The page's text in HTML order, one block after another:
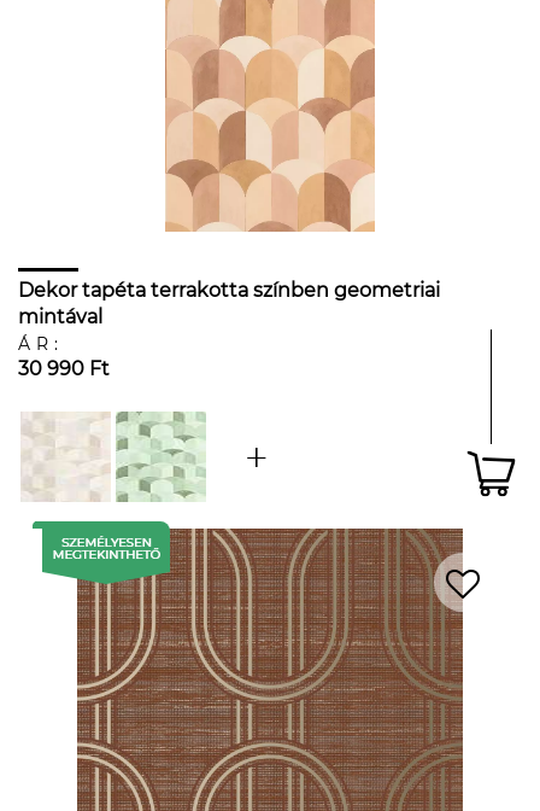
Dekor tapéta terrakotta színben geometriai
mintával
ÁR:
30 990 Ft